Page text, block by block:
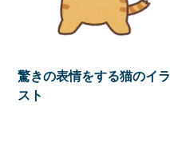
驚きの表情をする猫のイラ
スト